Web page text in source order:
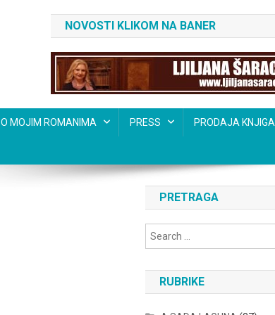
NOVOSTI KLIKOM NA BANER
O MOJIM ROMANIMA PRESS PRODAJA KNJIGA
PRETRAGA
RUBRIKE